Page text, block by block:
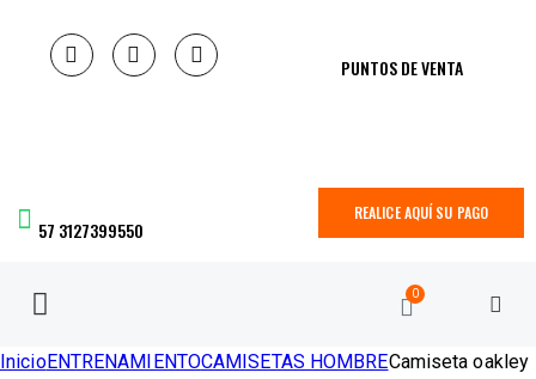
PUNTOS DE VENTA
57 3127399550
REALICE AQUÍ SU PAGO
0
InicioENTRENAMIENTOCAMISETAS HOMBRECamiseta oakley